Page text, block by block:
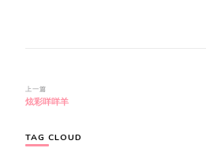
博
文
航
上一篇
炫彩咩咩羊
TAG CLOUD